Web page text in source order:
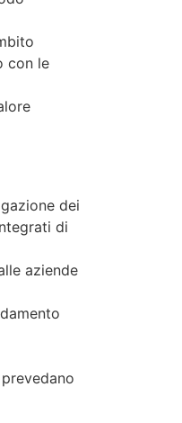
con le
dei
di
aziende